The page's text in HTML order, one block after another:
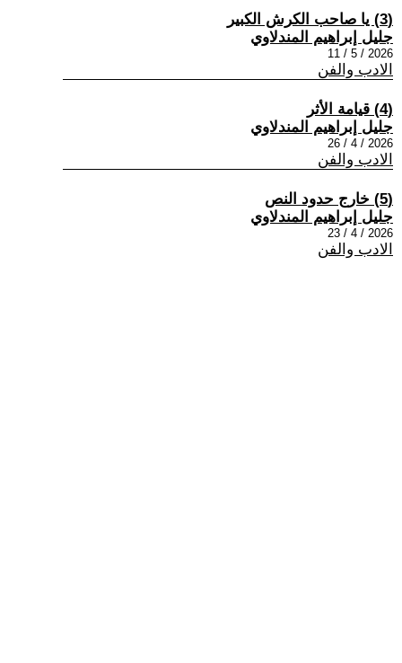
(3) يا صاحب الكرش الكبير
جليل إبراهيم المندلاوي
2026 / 5 / 11
الادب والفن
(4) قيامة الأثر
جليل إبراهيم المندلاوي
2026 / 4 / 26
الادب والفن
(5) خارج حدود النص
جليل إبراهيم المندلاوي
2026 / 4 / 23
الادب والفن